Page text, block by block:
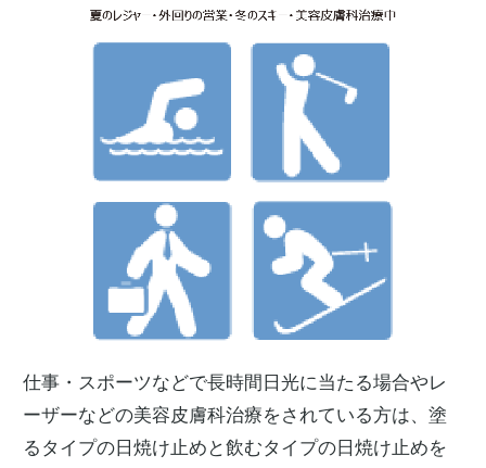
仕事・スポーツなどで長時間日光に当たる場合やレ
ーザーなどの美容皮膚科治療をされている方は、塗
るタイプの日焼け止めと飲むタイプの日焼け止めを